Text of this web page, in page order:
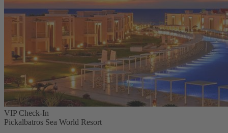
VIP Check-In
Pickalbatros Sea World Resort